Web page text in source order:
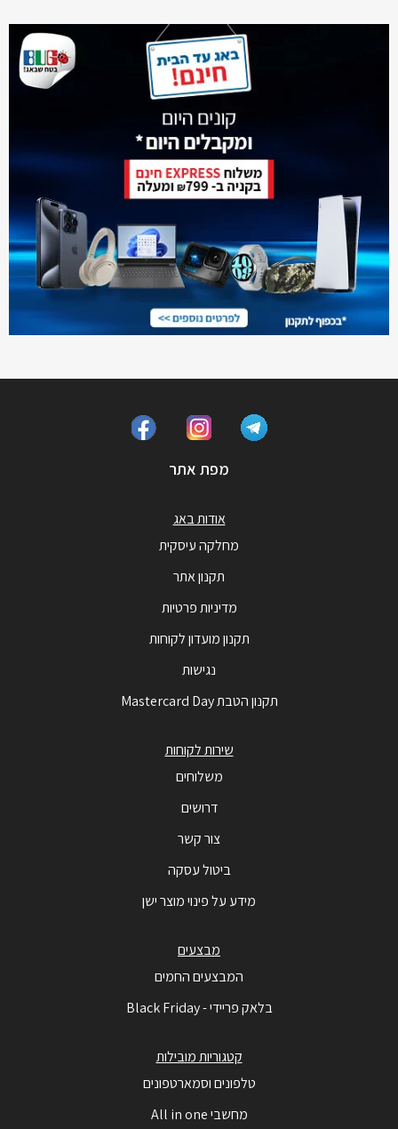
מפת אתר
אודות באג
מחלקה עיסקית
תקנון אתר
מדיניות פרטיות
תקנון מועדון לקוחות
נגישות
תקנון הטבת Mastercard Day
שירות לקוחות
משלוחים
דרושים
צור קשר
ביטול עסקה
מידע על פינוי מוצר ישן
מבצעים
המבצעים החמים
בלאק פריידי - Black Friday
קטגוריות מובילות
טלפונים וסמארטפונים
מחשבי All in one